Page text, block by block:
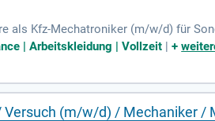
als Kfz-Mechatroniker (m/w/d) für
Übernahmechancen. Freue Dich auf
profitierst von geregelten
von jeweils 750 € und
expertum für eine erfolgreiche
| Arbeitskleidung | Vollzeit |+
(m/w/d) / Mechaniker /